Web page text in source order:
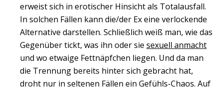
erweist sich in erotischer Hinsicht als Totalausfall.
In solchen Fällen kann die/der Ex eine verlockende
Alternative darstellen. Schließlich weiß man, wie das
Gegenüber tickt, was ihn oder sie sexuell anmacht
und wo etwaige Fettnäpfchen liegen. Und da man
die Trennung bereits hinter sich gebracht hat,
droht nur in seltenen Fällen ein Gefühls-Chaos. Auf